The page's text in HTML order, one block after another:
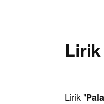
Lirik "